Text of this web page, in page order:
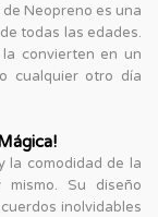
Neopreno es una
todas las edades.
convierten en un
cualquier otro día
la comodidad de la
mismo. Su diseño
inolvidables